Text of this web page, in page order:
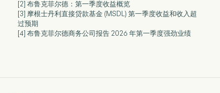
[2] 布鲁克菲尔德：第一季度收益概览
[3] 摩根士丹利直接贷款基金 (MSDL) 第一季度收益和收入超
过预期
[4] 布鲁克菲尔德商务公司报告 2026 年第一季度强劲业绩